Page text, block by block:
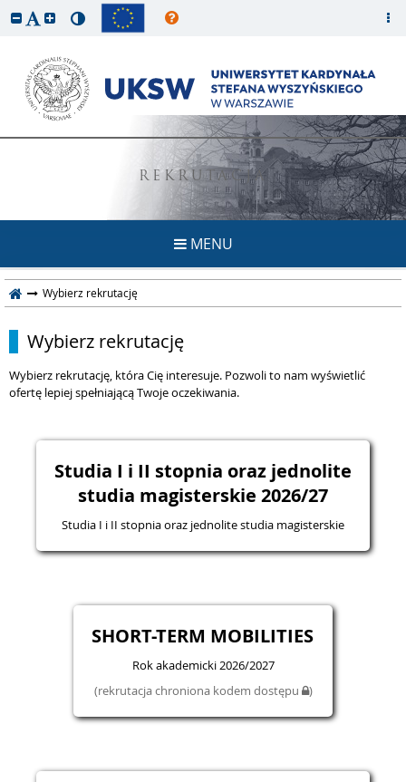
REKRUTACJA
MENU
Wybierz rekrutację
Wybierz rekrutację
Wybierz rekrutację, która Cię interesuje. Pozwoli to nam wyświetlić
ofertę lepiej spełniającą Twoje oczekiwania.
Studia I i II stopnia oraz jednolite
studia magisterskie 2026/27
Studia I i II stopnia oraz jednolite studia magisterskie
SHORT-TERM MOBILITIES
Rok akademicki 2026/2027
(rekrutacja chroniona kodem dostępu
)